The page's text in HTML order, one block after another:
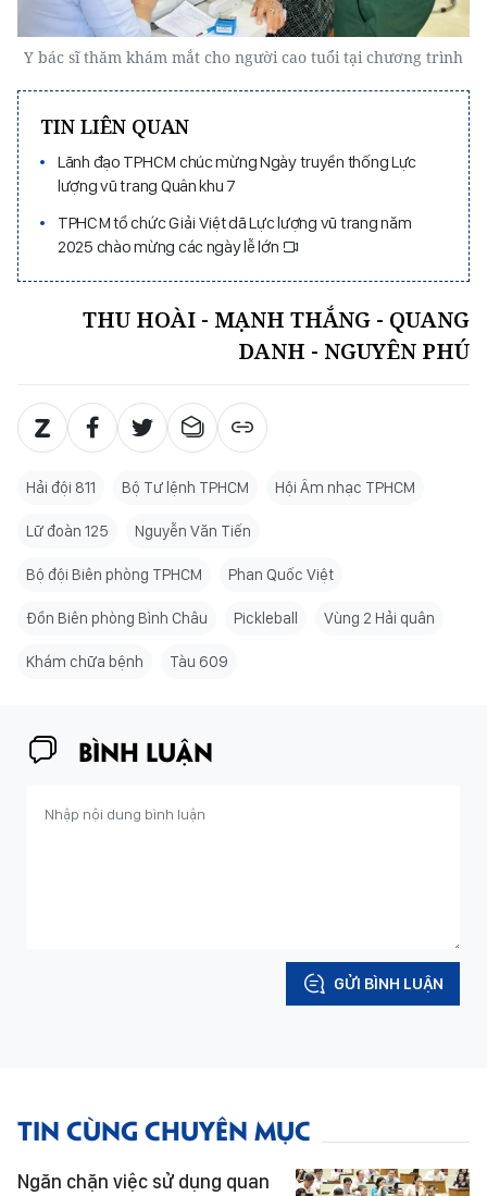
Y bác sĩ thăm khám mắt cho người cao tuổi tại chương trình
TIN LIÊN QUAN
Lãnh đạo TPHCM chúc mừng Ngày truyền thống Lực
lượng vũ trang Quân khu 7
TPHCM tổ chức Giải Việt dã Lực lượng vũ trang năm
2025 chào mừng các ngày lễ lớn
THU HOÀI - MẠNH THẮNG - QUANG
DANH - NGUYÊN PHÚ
Hải đội 811 Bộ Tư lệnh TPHCM Hội Âm nhạc TPHCM
Lữ đoàn 125 Nguyễn Văn Tiến
Bộ đội Biên phòng TPHCM Phan Quốc Việt
Đồn Biên phòng Bình Châu Pickleball Vùng 2 Hải quân
Khám chữa bệnh Tàu 609
BÌNH LUẬN
GỬI BÌNH LUẬN
TIN CÙNG CHUYÊN MỤC
Ngăn chặn việc sử dụng quan